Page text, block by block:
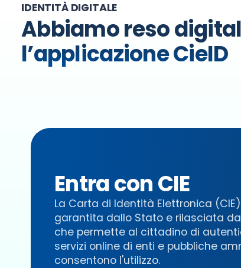
IDENTITÀ DIGITALE
Abbiamo reso
l’applicazione CieID
Entra con CIE
La Carta di Identità Elettronica
garantita dallo Stato e rilasciata
che permette al cittadino di
servizi online di enti e pubbliche
consentono l'utilizzo.